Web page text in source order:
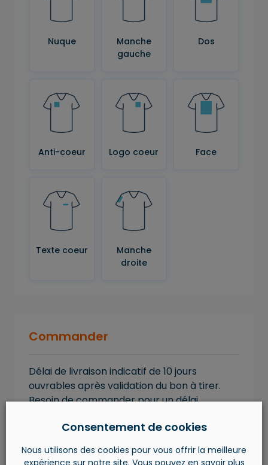
Nuque
Manche
gauche
Dos
Anti-coeur Logo coeur Face
Texte coeur
Manche
droite
Commander
Délai de livraison indicatif de 10 jours
ouvrables après validation du bon à tirer.
Besoin de commander pour un délai
remarques » ou contactez-nous au
+32.4.263.59.69.
Consentement de cookies
Nous utilisons des cookies pour vous offrir la meilleure
expérience sur notre site. Vous pouvez en savoir plus